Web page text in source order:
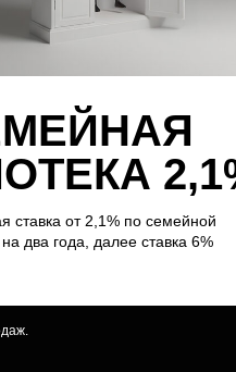
ставка от 2,1% по семейной
два года, далее ставка 6%